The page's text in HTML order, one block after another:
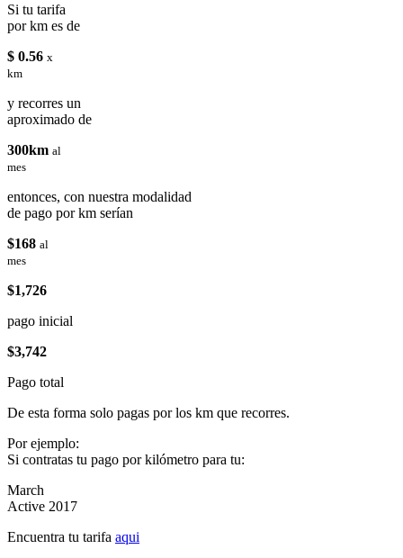
Si tu tarifa
por km es de
$ 0.56 x
km
y recorres un
aproximado de
300km al
mes
entonces, con nuestra modalidad
de pago por km serían
$168 al
mes
$1,726
pago inicial
$3,742
Pago total
De esta forma solo pagas por los km que recorres.
Por ejemplo:
Si contratas tu pago por kilómetro para tu:
March
Active 2017
Encuentra tu tarifa aqui